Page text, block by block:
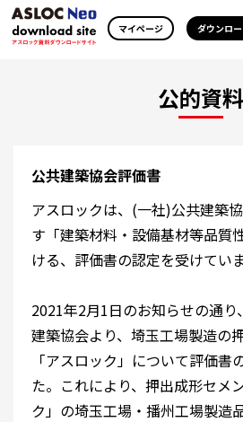
マイページ ダウンロ
公的資料
公共建築協会評価書
アスロックは、(一社)公共建築
す「建築材料・設備基材等品質
ける、評価書の認定を受けていま
2021年2月1日のお知らせの通
建築協会より、埼玉工場製造の
「アスロック」について評価書
た。これにより、押出成形セメ
ク」の埼玉工場・播州工場製造